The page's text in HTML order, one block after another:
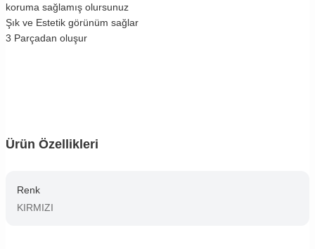
koruma sağlamış olursunuz
Şık ve Estetik görünüm sağlar
3 Parçadan oluşur
Ürün Özellikleri
Renk
KIRMIZI